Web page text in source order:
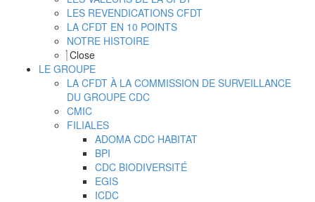
LES REVENDICATIONS CFDT
LA CFDT EN 10 POINTS
NOTRE HISTOIRE
Close
LE GROUPE
LA CFDT À LA COMMISSION DE SURVEILLANCE
DU GROUPE CDC
CMIC
FILIALES
ADOMA CDC HABITAT
BPI
CDC BIODIVERSITÉ
EGIS
ICDC